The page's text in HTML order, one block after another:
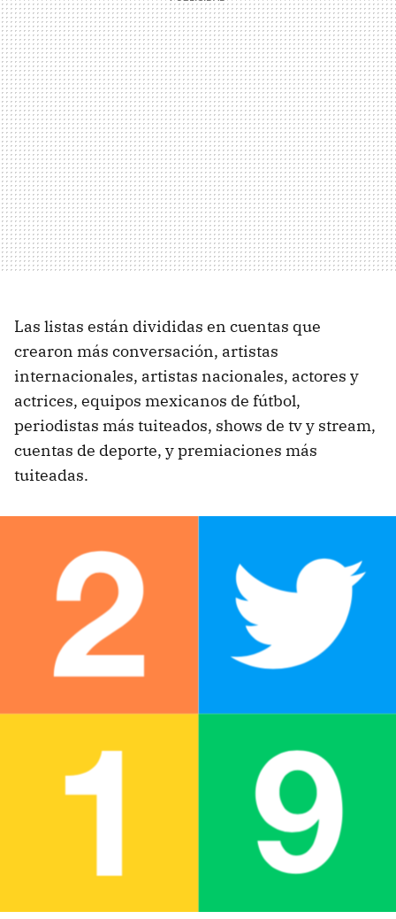
Las listas están divididas en cuentas que
crearon más conversación, artistas
internacionales, artistas nacionales, actores y
actrices, equipos mexicanos de fútbol,
periodistas más tuiteados, shows de tv y stream,
cuentas de deporte, y premiaciones más
tuiteadas.